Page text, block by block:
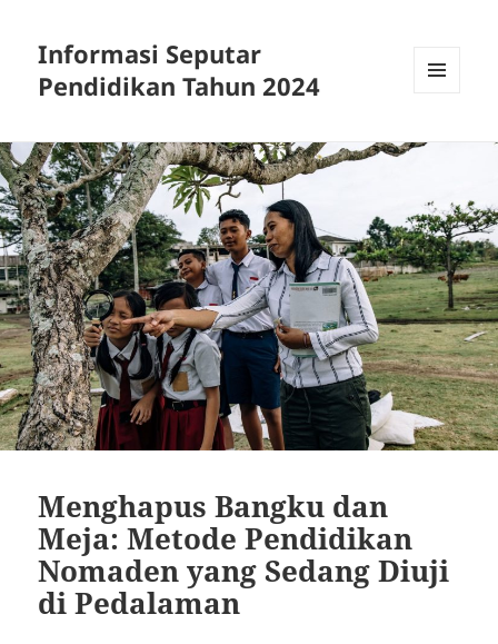
Informasi Seputar
Pendidikan Tahun 2024
WIDGETS
Menghapus Bangku dan
Meja: Metode Pendidikan
Nomaden yang Sedang Diuji
di Pedalaman